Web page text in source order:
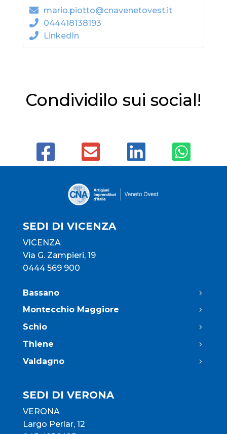
mario.piotto@cnavenetovest.it
044418138193
LinkedIn
Condividilo sui social!
SEDI DI VICENZA
VICENZA
Via G. Zampieri, 19
0444 569 900
Bassano
Montecchio Maggiore
Schio
Thiene
Valdagno
SEDI DI VERONA
VERONA
Largo Perlar, 12